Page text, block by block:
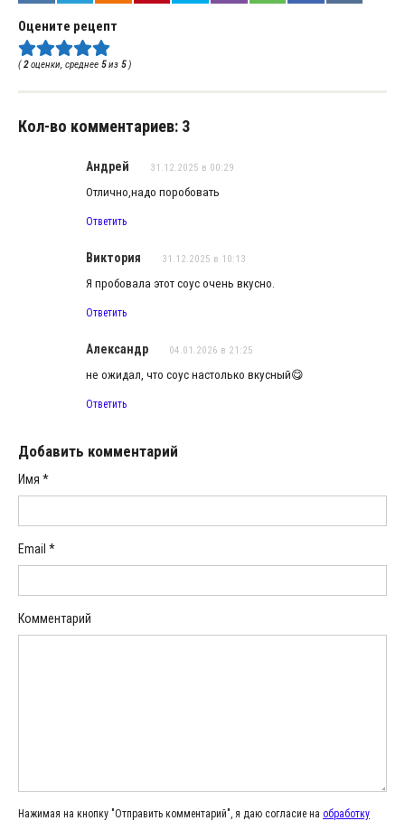
Оцените рецепт
(2оценки, среднее 5из 5)
Кол-во комментариев: 3
Андрей 31.12.2025 в 00:29
Отлично,надо поробовать
Ответить
Виктория 31.12.2025 в 10:13
Я пробовала этот соус очень вкусно.
Ответить
Александр 04.01.2026 в 21:25
не ожидал, что соус настолько вкусный😋
Ответить
Добавить комментарий
Имя *
Email *
Комментарий
Нажимая на кнопку "Отправить комментарий", я даю согласие на обработку